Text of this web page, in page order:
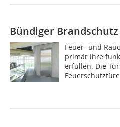
Bündiger Brandschutz
Feuer- und
primär ihre
erfüllen. Die